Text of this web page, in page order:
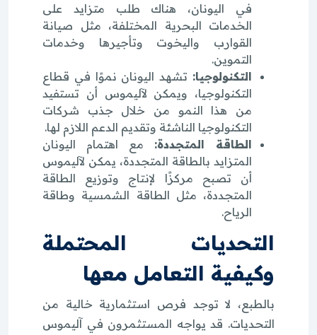
في اليونان، هناك طلب متزايد على
الخدمات البحرية المختلفة، مثل صيانة
القوارب واليخوت وتأجيرها وخدمات
التموين.
التكنولوجيا: تشهد اليونان نموًا في قطاع
التكنولوجيا، ويمكن لآليموس أن تستفيد
من هذا النمو من خلال جذب شركات
التكنولوجيا الناشئة وتقديم الدعم اللازم لها.
الطاقة المتجددة: مع اهتمام اليونان
المتزايد بالطاقة المتجددة، يمكن لآليموس
أن تصبح مركزًا لإنتاج وتوزيع الطاقة
المتجددة، مثل الطاقة الشمسية وطاقة
الرياح.
التحديات المحتملة
وكيفية التعامل معها
بالطبع، لا توجد فرص استثمارية خالية من
التحديات. قد يواجه المستثمرون في آليموس